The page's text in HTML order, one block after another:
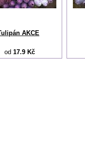
AKCE
od 17.9 Kč